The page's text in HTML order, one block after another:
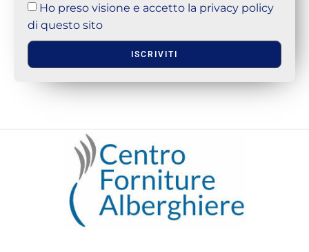
Ho preso visione e accetto la privacy policy
di questo sito
ISCRIVITI